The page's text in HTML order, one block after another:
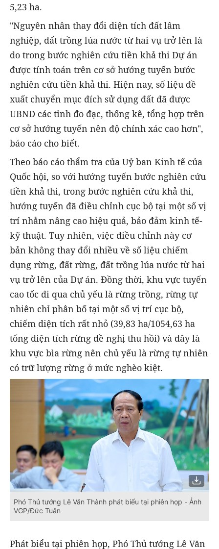
5,23 ha.
"Nguyên nhân thay đổi diện tích đất lâm
nghiệp, đất trồng lúa nước từ hai vụ trở lên là
do trong bước nghiên cứu tiền khả thi Dự án
được tính toán trên cơ sở hướng tuyến bước
nghiên cứu tiền khả thi. Hiện nay, số liệu đề
xuất chuyển mục đích sử dụng đất đã được
UBND các tỉnh đo đạc, thống kê, tổng hợp trên
cơ sở hướng tuyến nên độ chính xác cao hơn",
báo cáo cho biết.
Theo báo cáo thẩm tra của Uỷ ban Kinh tế của
Quốc hội, so với hướng tuyến bước nghiên cứu
tiền khả thi, trong bước nghiên cứu khả thi,
hướng tuyến đã điều chỉnh cục bộ tại một số vị
trí nhằm nâng cao hiệu quả, bảo đảm kinh tế-
kỹ thuật. Tuy nhiên, việc điều chỉnh này cơ
bản không thay đổi nhiều về số liệu chiếm
dụng rừng, đất rừng, đất trồng lúa nước từ hai
vụ trở lên của Dự án. Đồng thời, khu vực tuyến
cao tốc đi qua chủ yếu là rừng trồng, rừng tự
nhiên chỉ phân bố tại một số vị trí cục bộ,
chiếm diện tích rất nhỏ (39,83 ha/1054,63 ha
tổng diện tích rừng đề nghị thu hồi) và đây là
khu vực bìa rừng nên chủ yếu là rừng tự nhiên
có trữ lượng rừng ở mức nghèo kiệt.
Phó Thủ tướng Lê Văn Thành phát biểu tại phiên họp - Ảnh
VGP/Đức Tuân
Phát biểu tại phiên họp, Phó Thủ tướng Lê Văn